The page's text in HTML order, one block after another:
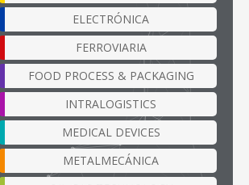
ELECTRÓNICA
FERROVIARIA
FOOD PROCESS & PACKAGING
INTRALOGISTICS
MEDICAL DEVICES
METALMECÁNICA